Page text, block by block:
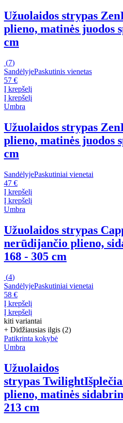
Užuolaidos strypas Zen
plieno, matinės juodos
cm
(7)
SandėlyjePaskutinis vienetas
57 €
Į krepšelį
Į krepšelį
Umbra
Užuolaidos strypas Zen
plieno, matinės juodos
cm
SandėlyjePaskutiniai vienetai
47 €
Į krepšelį
Į krepšelį
Umbra
Užuolaidos strypas
nerūdijančio plieno,
168 - 305 cm
(4)
SandėlyjePaskutiniai vienetai
58 €
Į krepšelį
Į krepšelį
kiti variantai
+ Didžiausias ilgis (2)
Patikrinta kokybė
Umbra
Užuolaidos
strypas Twilight
plieno, matinės
213 cm